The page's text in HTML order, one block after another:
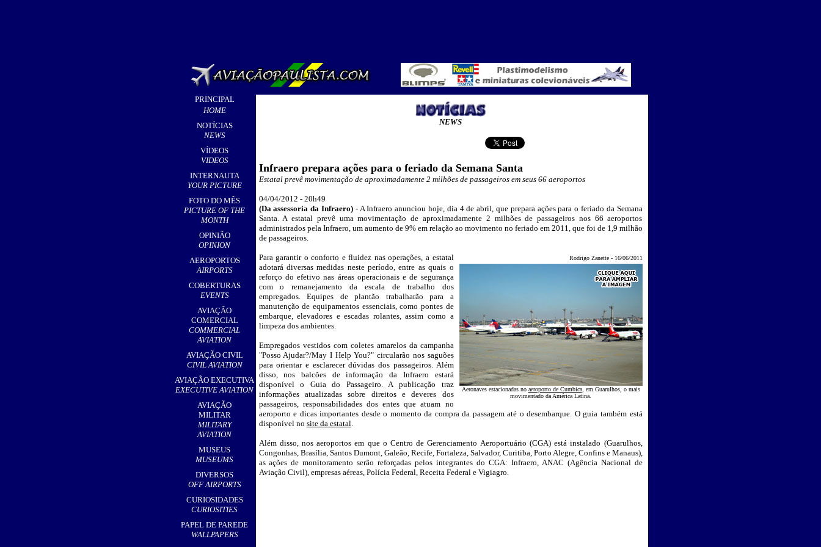
PRINCIPAL
HOME
NOTÍCIAS
NEWS
VÍDEOS
VIDEOS
INTERNAUTA
YOUR PICTURE
FOTO DO MÊS
PICTURE OF THE
MONTH
OPINIÃO
OPINION
AEROPORTOS
AIRPORTS
,
COBERTURAS
EVENTS
AVIAÇÃO
COMERCIAL
COMMERCIAL
AVIATION
AVIAÇÃO CIVIL
CIVIL AVIATION
AVIAÇÃO EXECUTIVA
EXECUTIVE AVIATION
AVIAÇÃO
MILITAR
MILITARY
AVIATION
MUSEUS
MUSEUMS
DIVERSOS
OFF AIRPORTS
CURIOSIDADES
CURIOSITIES
PAPEL DE PAREDE
WALLPAPERS
NEWS
Infraero prepara ações para o feriado da Semana Santa
Estatal prevê movimentação de aproximadamente 2 milhões de passageiros em seus 66 aeroportos
04/04/2012 - 20h49
(Da assessoria da Infraero) -A Infraero anunciou hoje, dia 4 de abril, que prepara ações para o feriado da Semana
Santa. A estatal prevê uma movimentação de aproximadamente 2 milhões de passageiros nos 66 aeroportos
administrados pela Infraero, um aumento de 9% em relação ao movimento no feriado em 2011, que foi de 1,9 milhão
de passageiros.
_ Rodrigo Zanette - 16/06/2011
Aeronaves estacionadas no aeroporto de Cumbica, em Guarulhos, o mais
movimentado da América Latina.
Para garantir o conforto e fluidez nas operações, a estatal
adotará diversas medidas neste período, entre as quais o
reforço do efetivo nas áreas operacionais e de segurança
com o remanejamento da escala de trabalho dos
empregados. Equipes de plantão trabalharão para a
manutenção de equipamentos essenciais, como pontes de
embarque, elevadores e escadas rolantes, assim como a
limpeza dos ambientes.
Empregados vestidos com coletes amarelos da campanha
"Posso Ajudar?/May I Help You?" circularão nos saguões
para orientar e esclarecer dúvidas dos passageiros. Além
disso, nos balcões de informação da Infraero estará
disponível o Guia do Passageiro. A publicação traz
informações atualizadas sobre direitos e deveres dos
passageiros, responsabilidades dos entes que atuam no
aeroporto e dicas importantes desde o momento da compra da passagem até o desembarque. O guia também está
disponível no site da estatal.
Além disso, nos aeroportos em que o Centro de Gerenciamento Aeroportuário (CGA) está instalado (Guarulhos,
Congonhas, Brasília, Santos Dumont, Galeão, Recife, Fortaleza, Salvador, Curitiba, Porto Alegre, Confins e Manaus),
as ações de monitoramento serão reforçadas pelos integrantes do CGA: Infraero, ANAC (Agência Nacional de
Aviação Civil), empresas aéreas, Polícia Federal, Receita Federal e Vigiagro.